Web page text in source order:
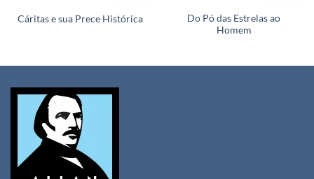
Cáritas e sua Prece Histórica
Do Pó das Estrelas ao
Homem